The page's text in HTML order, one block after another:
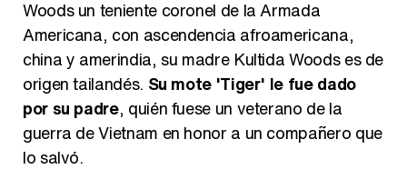
Woods un teniente coronel de la Armada
Americana, con ascendencia afroamericana,
china y amerindia, su madre Kultida Woods es de
origen tailandés. Su mote 'Tiger' le fue dado
por su padre, quién fuese un veterano de la
guerra de Vietnam en honor a un compañero que
lo salvó.